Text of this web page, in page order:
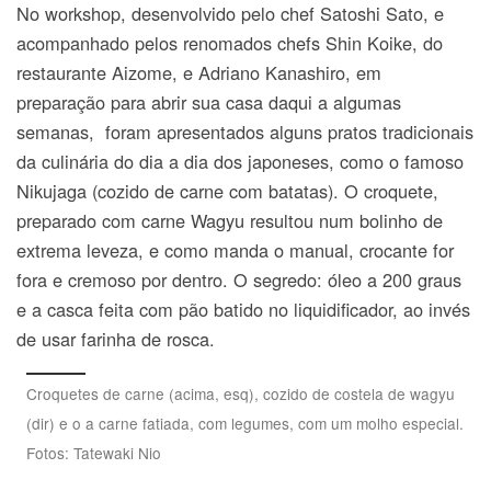
No workshop, desenvolvido pelo chef Satoshi Sato, e
acompanhado pelos renomados chefs Shin Koike, do
restaurante Aizome, e Adriano Kanashiro, em
preparação para abrir sua casa daqui a algumas
semanas, foram apresentados alguns pratos tradicionais
da culinária do dia a dia dos japoneses, como o famoso
Nikujaga (cozido de carne com batatas). O croquete,
preparado com carne Wagyu resultou num bolinho de
extrema leveza, e como manda o manual, crocante for
fora e cremoso por dentro. O segredo: óleo a 200 graus
e a casca feita com pão batido no liquidificador, ao invés
de usar farinha de rosca.
Croquetes de carne (acima, esq), cozido de costela de wagyu
(dir) e o a carne fatiada, com legumes, com um molho especial.
Fotos: Tatewaki Nio